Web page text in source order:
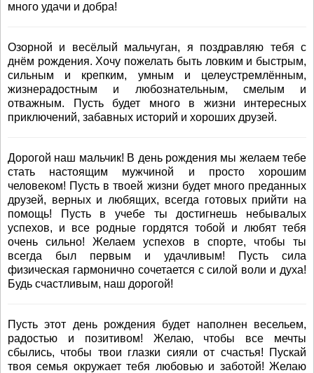
много удачи и добра!
Озорной и весёлый мальчуган, я поздравляю тебя с
днём рождения. Хочу пожелать быть ловким и быстрым,
сильным и крепким, умным и целеустремлённым,
жизнерадостным и любознательным, смелым и
отважным. Пусть будет много в жизни интересных
приключений, забавных историй и хороших друзей.
Дорогой наш мальчик! В день рождения мы желаем тебе
стать настоящим мужчиной и просто хорошим
человеком! Пусть в твоей жизни будет много преданных
друзей, верных и любящих, всегда готовых прийти на
помощь! Пусть в учебе ты достигнешь небывалых
успехов, и все родные гордятся тобой и любят тебя
очень сильно! Желаем успехов в спорте, чтобы ты
всегда был первым и удачливым! Пусть сила
физическая гармонично сочетается с силой воли и духа!
Будь счастливым, наш дорогой!
Пусть этот день рождения будет наполнен весельем,
радостью и позитивом! Желаю, чтобы все мечты
сбылись, чтобы твои глазки сияли от счастья! Пускай
твоя семья окружает тебя любовью и заботой! Желаю